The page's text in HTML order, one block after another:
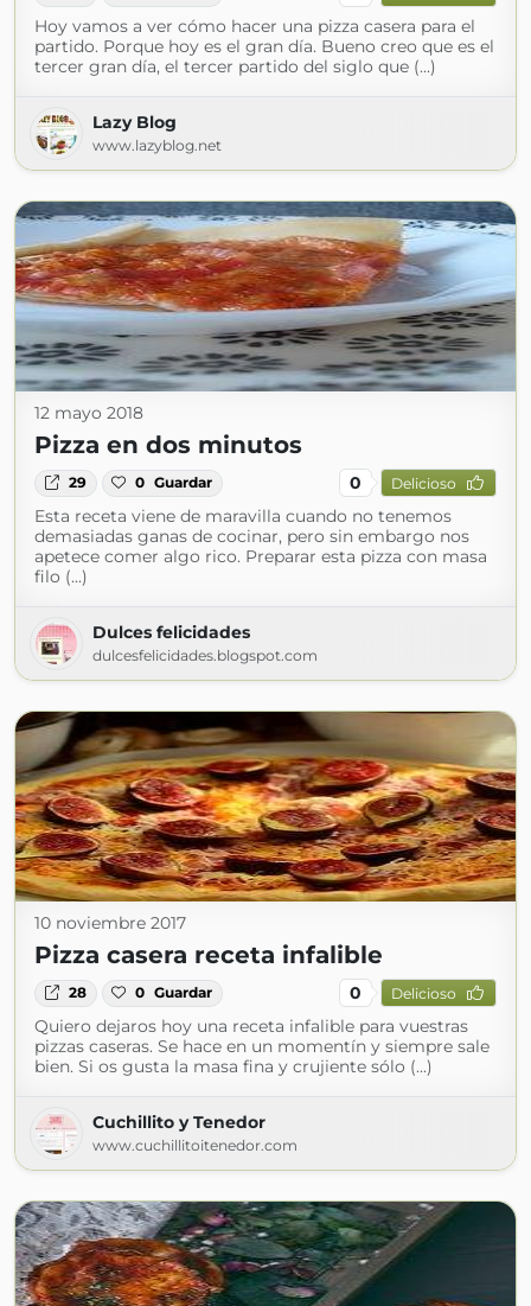
Hoy vamos a ver cómo hacer una pizza casera para el
partido. Porque hoy es el gran día. Bueno creo que es el
tercer gran día, el tercer partido del siglo que (...)
Lazy Blog
www.lazyblog.net
12 mayo 2018
Pizza en dos minutos
29 0 Guardar 0 Delicioso
Esta receta viene de maravilla cuando no tenemos
demasiadas ganas de cocinar, pero sin embargo nos
apetece comer algo rico. Preparar esta pizza con masa
filo (...)
Dulces felicidades
dulcesfelicidades.blogspot.com
10 noviembre 2017
Pizza casera receta infalible
28 0 Guardar 0 Delicioso
Quiero dejaros hoy una receta infalible para vuestras
pizzas caseras. Se hace en un momentín y siempre sale
bien. Si os gusta la masa fina y crujiente sólo (...)
Cuchillito y Tenedor
www.cuchillitoitenedor.com